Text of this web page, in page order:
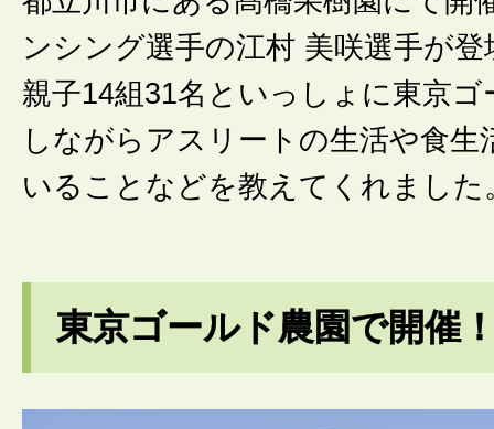
ンシング選手の江村 美咲選手が
親子14組31名といっしょに東京ゴ
しながらアスリートの生活や食生
いることなどを教えてくれました
東京ゴールド農園で開催